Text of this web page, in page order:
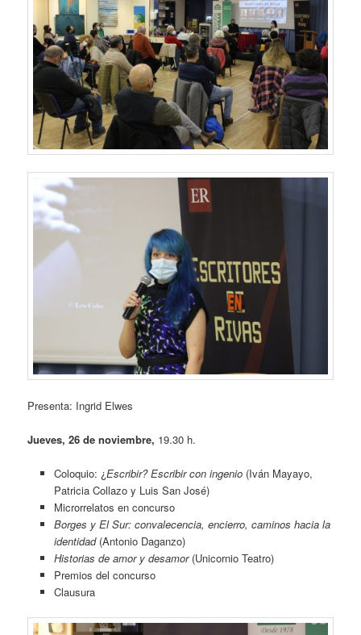
Presenta: Ingrid Elwes
Jueves, 26 de noviembre, 19.30 h.
Coloquio: ¿Escribir? Escribir con ingenio(Iván Mayayo,
Patricia Collazo y Luis San José)
Microrrelatos en concurso
Borges y El Sur: convalecencia, encierro, caminos hacia la
identidad(Antonio Daganzo)
Historias de amor y desamor(Unicornio Teatro)
Premios del concurso
Clausura